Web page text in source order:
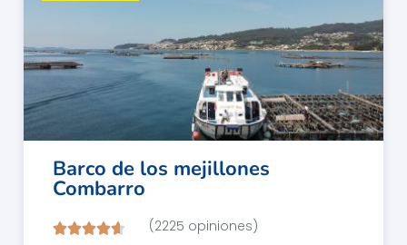
Barco de los mejillones
Combarro
(2225 opiniones)